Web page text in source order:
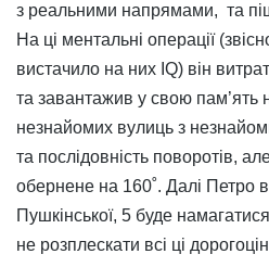
з реальними напрямами, та
На ці ментальні операції
вистачило на них IQ) він
та завантажив у свою пам’ять
незнайомих вулиць з
та послідовність поворотів,
обернене на 160˚. Далі Петро
Пушкінської, 5 буде
не розплескати всі ці